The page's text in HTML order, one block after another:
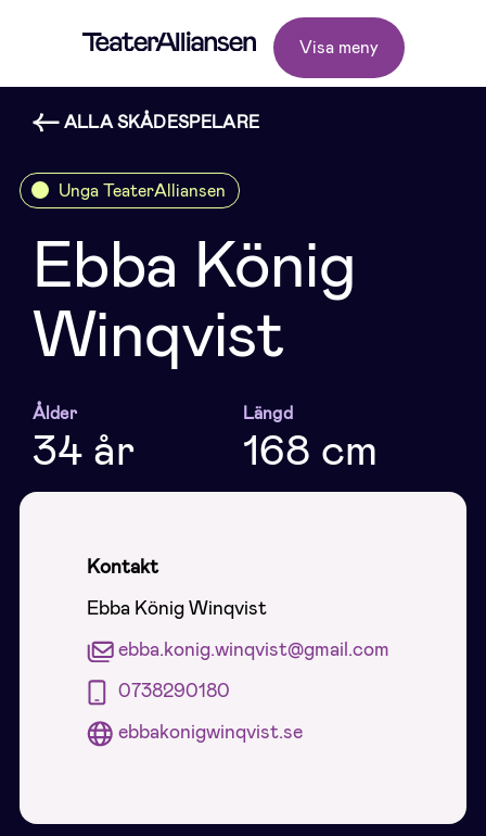
Visa meny
ALLA SKÅDESPELARE
Unga TeaterAlliansen
Ebba König
Winqvist
Ålder
34 år
Längd
168 cm
Kontakt
Ebba König Winqvist
ebba.konig.winqvist@gmail.com
0738290180
ebbakonigwinqvist.se